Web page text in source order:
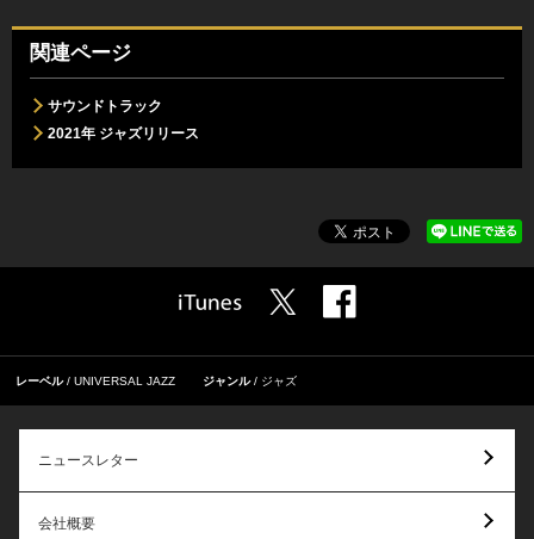
関連ページ
サウンドトラック
2021年 ジャズリリース
レーベル UNIVERSAL JAZZ ジャンル ジャズ
ニュースレター
会社概要